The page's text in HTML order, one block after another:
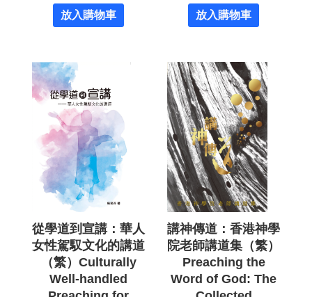
放入購物車 放入購物車
從學道到宣講：華人
女性駕馭文化的講道
（繁）Culturally
Well-handled
講神傳道：香港神學
院老師講道集（繁）
Preaching the
Word of God: The